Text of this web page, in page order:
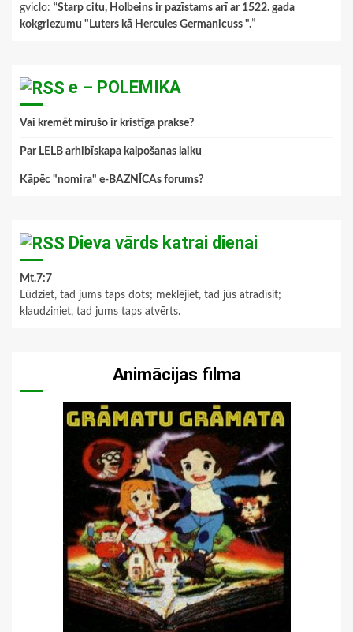
gviclo: “Starp citu, Holbeins ir pazīstams arī ar 1522. gada
kokgriezumu "Luters kā Hercules Germanicuss ".”
e – POLEMIKA
Vai kremēt mirušo ir kristīga prakse?
Par LELB arhibīskapa kalpošanas laiku
Kāpēc "nomira" e-BAZNĪCAs forums?
Dieva vārds katrai dienai
Mt.7:7
Lūdziet, tad jums taps dots; meklējiet, tad jūs atradīsit;
klaudziniet, tad jums taps atvērts.
Animācijas filma